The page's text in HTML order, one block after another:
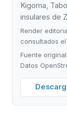
Kigoma,
insulares de
Render
consultados
Fuente original:
Datos